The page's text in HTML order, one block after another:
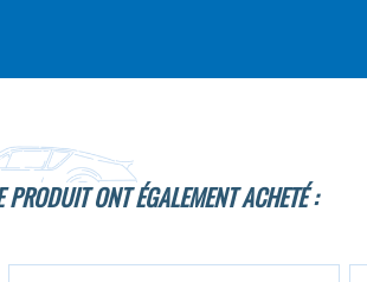
ONT ÉGALEMENT ACHETÉ :